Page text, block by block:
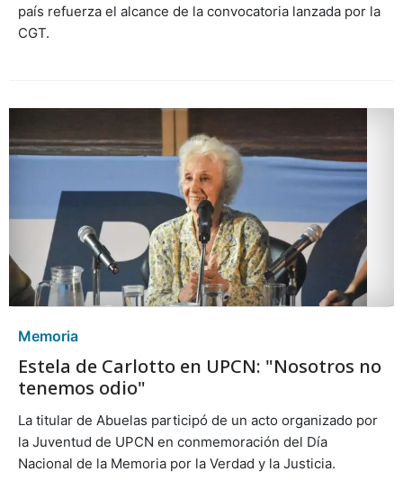
país refuerza el alcance de la convocatoria lanzada por la
CGT.
Memoria
Estela de Carlotto en UPCN: "Nosotros no
tenemos odio"
La titular de Abuelas participó de un acto organizado por
la Juventud de UPCN en conmemoración del Día
Nacional de la Memoria por la Verdad y la Justicia.